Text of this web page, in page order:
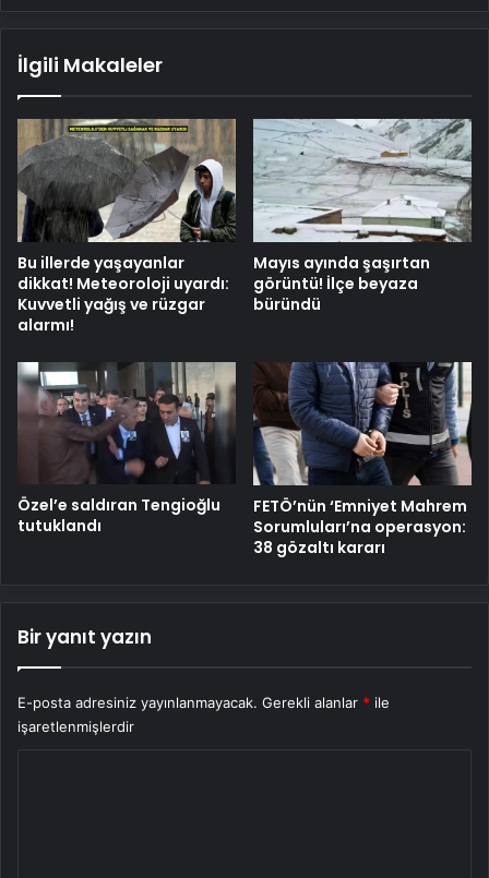
İlgili Makaleler
Bu illerde yaşayanlar
dikkat! Meteoroloji uyardı:
Kuvvetli yağış ve rüzgar
alarmı!
Mayıs ayında şaşırtan
görüntü! İlçe beyaza
büründü
Özel’e saldıran Tengioğlu
tutuklandı
FETÖ’nün ‘Emniyet Mahrem
Sorumluları’na operasyon:
38 gözaltı kararı
Bir yanıt yazın
E-posta adresiniz yayınlanmayacak. Gerekli alanlar * ile
işaretlenmişlerdir